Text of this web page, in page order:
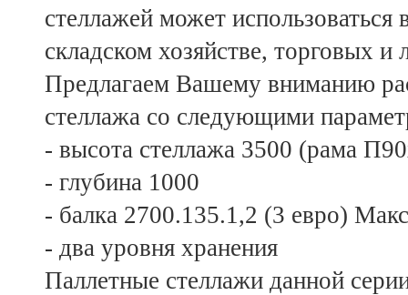
стеллажей может
складском хозяйстве, торговых и
Предлагаем Вашему вниманию
стеллажа со следующими
- высота стеллажа 3500 (рама
- глубина 1000
- балка 2700.135.1,2 (3 евро)
- два уровня хранения
Паллетные стеллажи данной